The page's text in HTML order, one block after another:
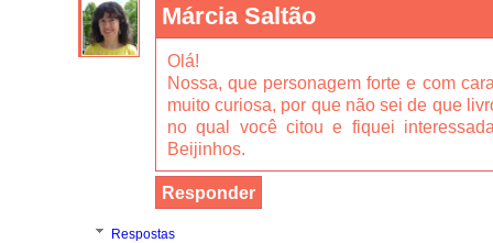
Márcia Saltão
Olá!
Nossa, que personagem forte e com
muito curiosa, por que não sei de que
no qual você citou e fiquei
Beijinhos.
Responder
Respostas